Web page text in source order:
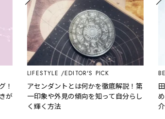
LIFESTYLE EDITOR'S PICK
アセンダントとは何かを徹底解説！第
一印象や外見の傾向を知って自分らし
く輝く方法
田中
めは